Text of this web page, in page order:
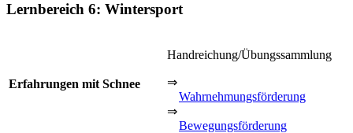
Lernbereich 6: Wintersport
Erfahrungen mit Schnee
Handreichung/Übungssammlung
⇒
Wahrnehmungsförderung
⇒
Bewegungsförderung